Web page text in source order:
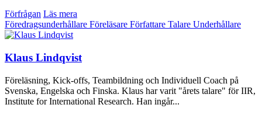
Förfrågan Läs mera
Föredragsunderhållare Föreläsare Författare Talare Underhållare
Klaus Lindqvist
Föreläsning, Kick-offs, Teambildning och Individuell Coach på
Svenska, Engelska och Finska. Klaus har varit "årets talare" för IIR,
Institute for International Research. Han ingår...